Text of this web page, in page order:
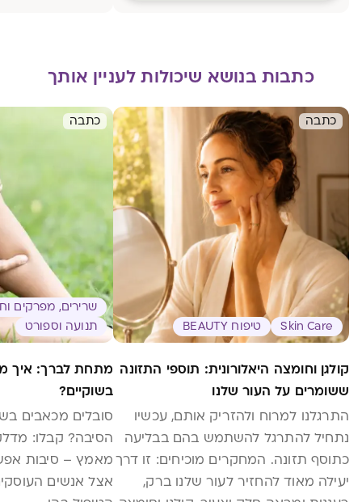
כתבות בנושא שיכולות לעניין אותך
כתבה
Skin Care טיפוח BEAUTY
קולגן וחומצה היאלורונית: תוספי התזונה
ששומרים על העור שלנו
התרגלנו למרוח ולהזריק אותם, עכשיו
נתחיל להתרגל להשתמש בהם בבליעה
כתוסף תזונה. המחקרים מוכיחים: זו דרך
יעילה מאוד להחזיר לעור שלנו ברק,
כתבה
שרירים, מפרקים
תנועה וספורט
מתחת לברך: איך
בשוקיים?
סובלים מכאבים
הסיבה? קבלו:
מאמץ – סיבות
אצל אנשים